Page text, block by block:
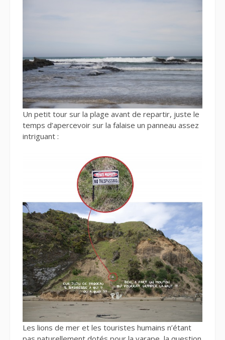
Un petit tour sur la plage avant de repartir, juste le
temps d’apercevoir sur la falaise un panneau assez
intriguant :
Les lions de mer et les touristes humains n’étant